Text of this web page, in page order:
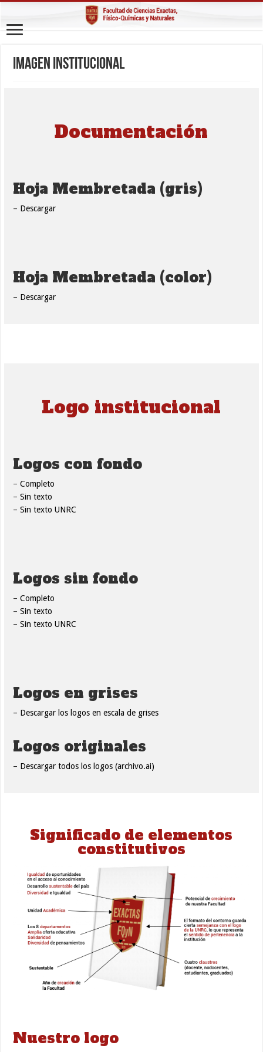
Imagen institucional
Documentación
Hoja Membretada (gris)
– Descargar
Hoja Membretada (color)
– Descargar
Logo institucional
Logos con fondo
–Completo
–Sin texto
–Sin texto UNRC
Logos sin fondo
–Completo
–Sin texto
–Sin texto UNRC
Logos en grises
– Descargar los logos en escala de grises
Logos originales
– Descargar todos los logos (archivo.ai)
Significado de elementos
constitutivos
Nuestro logo